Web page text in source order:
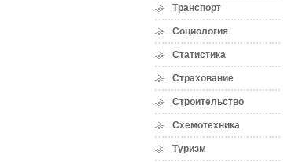
Транспорт
Социология
Статистика
Страхование
Строительство
Схемотехника
Туризм